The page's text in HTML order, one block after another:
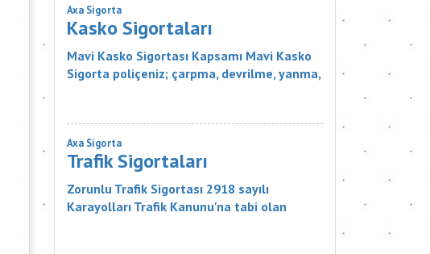
Axa Sigorta
Kasko Sigortaları
Mavi Kasko Sigortası Kapsamı Mavi Kasko
Sigorta poliçeniz; çarpma, devrilme, yanma,
Axa Sigorta
Trafik Sigortaları
Zorunlu Trafik Sigortası 2918 sayılı
Karayolları Trafik Kanunu'na tabi olan